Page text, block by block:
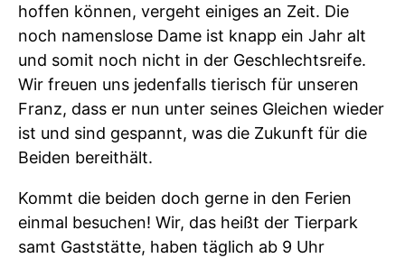
hoffen können, vergeht einiges an Zeit. Die
noch namenslose Dame ist knapp ein Jahr alt
und somit noch nicht in der Geschlechtsreife.
Wir freuen uns jedenfalls tierisch für unseren
Franz, dass er nun unter seines Gleichen wieder
ist und sind gespannt, was die Zukunft für die
Beiden bereithält.
Kommt die beiden doch gerne in den Ferien
einmal besuchen! Wir, das heißt der Tierpark
samt Gaststätte, haben täglich ab 9 Uhr